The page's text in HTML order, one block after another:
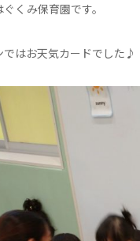
くみ保育園です。
ではお天気カードでした♪